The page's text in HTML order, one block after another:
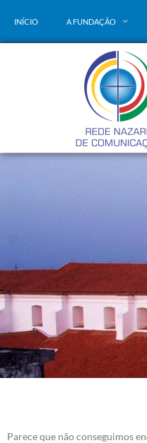
INÍCIO A FUNDAÇÃO
Parece que não conseguimos